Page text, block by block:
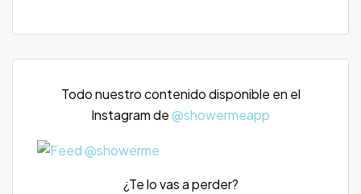
Todo nuestro contenido disponible en el
Instagram de@showermeapp
¿Te lo vas a perder?